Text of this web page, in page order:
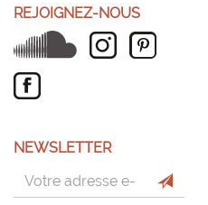
REJOIGNEZ-NOUS
NEWSLETTER